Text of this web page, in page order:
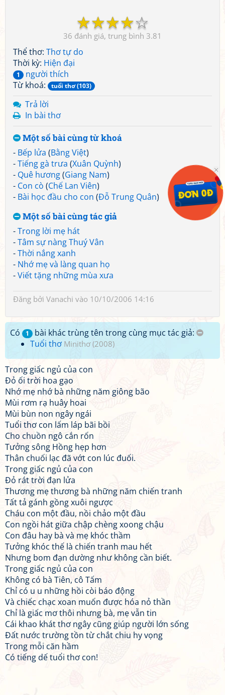
☆
☆
☆
☆
☆
36 3.81
Thể thơ: Thơ tự do
Thời kỳ: Hiện đại
1
người thích
Từ khoá:
tuổi thơ (103)
Trả lời
In bài thơ
Một số bài cùng từ khoá
- Bếp lửa (Bằng Việt)
-Tiếng gà trưa (Xuân Quỳnh)
- Quê hương(Giang Nam)
- Con cò (Chế Lan Viên)
- Bài học đầu cho con (Đỗ Trung Quân)
Một số bài cùng tác giả
-Trong lời mẹ hát
-Tâm sự nàng Thuý Vân
-Thời nắng xanh
- Nhớ mẹ và làng quan họ
-Viết tặng những mùa xưa
Đăng bởi Vanachi vào 10/10/2006 14:16
Có 1
bài khác trùng tên trong cùng mục tác giả:
Tuổi thơ Minithơ (2008)
Trong giấc ngủ của con
Đỏ ối trời hoa gạo
Nhớ mẹ nhớ bà những năm giông bão
Mùi rơm rạ huây hoai
Mùi bùn non ngây ngái
Tuổi thơ con lấm láp bãi bồi
Cho chuồn ngô cắn rốn
Tưởng sông Hồng hẹp hơn
Thân chuối lạc đã vớt con lúc đuối.
Trong giấc ngủ của con
Đỏ rát trời đạn lửa
Thương mẹ thương bà những năm chiến tranh
Tất tả gánh gồng xuôi ngược
Cháu con một đầu, nồi chảo một đầu
Con ngồi hát giữa chập chèng xoong chậu
Con đâu hay bà và mẹ khóc thầm
Tưởng khóc thế là chiến tranh mau hết
Nhưng bom đạn dường như không cần biết.
Trong giấc ngủ của con
Không có bà Tiên, cô Tấm
Chỉ có u u những hồi còi báo động
Và chiếc chạc xoan muốn được hóa nỏ thần
Chỉ là giấc mơ thôi nhưng bà, mẹ vẫn tin
Cái khao khát thơ ngây cũng giúp người lớn sống
Đất nước trường tồn từ chắt chiu hy vọng
Trong mỗi căn hầm
Có tiếng dế tuổi thơ con!